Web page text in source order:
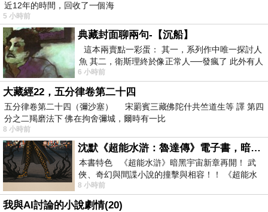
近12年的時間，回收了一個海
5 小時前
典藏封面聊兩句-【沉船】
這本兩賣點一彩蛋： 其一，系列作中唯一探討人
魚 其二，衛斯理終於像正常人──發瘋了 此外有人
在南極打死北極熊（@《地心
6 小時前
大藏經22，五分律卷第二十四
五分律卷第二十四（彌沙塞） 宋罽賓三藏佛陀什共竺道生等 譯 第四
分之二羯磨法下 佛在拘舍彌城，爾時有一比
8 小時前
沈默《超能水滸：魯達傳》電子書，暗黑宇宙新章，一一五年八月璀璨上架！
本書特色 《超能水滸》暗黑宇宙新章再開！ 武
俠、奇幻與間諜小說的撞擊與相容！！ 《超能水
滸》系列第四部變幻登場
8 小時前
我與AI討論的小說劇情(20)